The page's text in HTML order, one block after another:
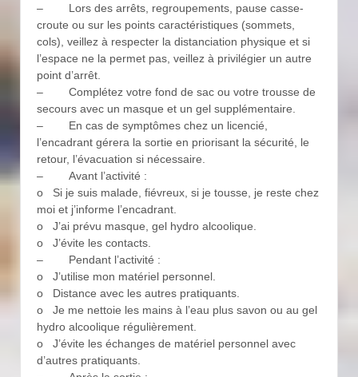
– Lors des arrêts, regroupements, pause casse-
croute ou sur les points caractéristiques (sommets,
cols), veillez à respecter la distanciation physique et si
l’espace ne la permet pas, veillez à privilégier un autre
point d’arrêt.
– Complétez votre fond de sac ou votre trousse de
secours avec un masque et un gel supplémentaire.
– En cas de symptômes chez un licencié,
l’encadrant gérera la sortie en priorisant la sécurité, le
retour, l’évacuation si nécessaire.
– Avant l’activité :
o Si je suis malade, fiévreux, si je tousse, je reste chez
moi et j’informe l’encadrant.
o J’ai prévu masque, gel hydro alcoolique.
o J’évite les contacts.
– Pendant l’activité :
o J’utilise mon matériel personnel.
o Distance avec les autres pratiquants.
o Je me nettoie les mains à l’eau plus savon ou au gel
hydro alcoolique régulièrement.
o J’évite les échanges de matériel personnel avec
d’autres pratiquants.